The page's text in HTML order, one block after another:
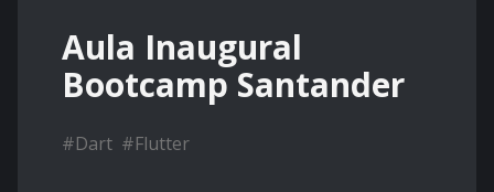
Aula Inaugural
Bootcamp Santander
#Dart #Flutter